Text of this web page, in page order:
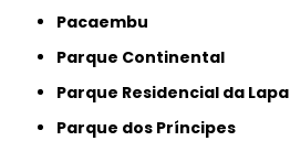
Pacaembu
Parque Continental
Parque Residencial da Lapa
Parque dos Príncipes